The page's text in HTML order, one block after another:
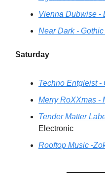
Vienna Dubwise -
Near Dark -
Saturday
Techno Entgleist -
Merry RoXXmas -
Tender Matter
Electronic
Rooftop Music -